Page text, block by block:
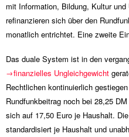
mit Information, Bildung, Kultur und
refinanzieren sich über den
monatlich entrichtet. Eine zweite
Das duale System ist in den
finanzielles Ungleichgewicht
Rechtlichen kontinuierlich
Rundfunkbeitrag noch bei 28,25
sich auf 17,50 Euro je Haushalt.
standardisiert je Haushalt und